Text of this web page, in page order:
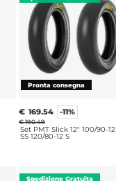
€ 169.54 -11%
€ 190.49
Set PMT Slick 12" 100/90-12
SS 120/80-12 S